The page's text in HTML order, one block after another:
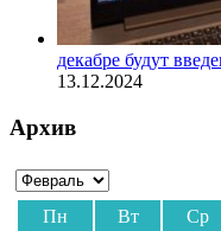
декабре будут
13.12.2024
Архив
Пн Вт Ср